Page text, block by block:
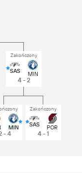
MIN
- 4
Zakończony
SAS POR
4 - 1
Zakończony
SAS MIN
4 - 2